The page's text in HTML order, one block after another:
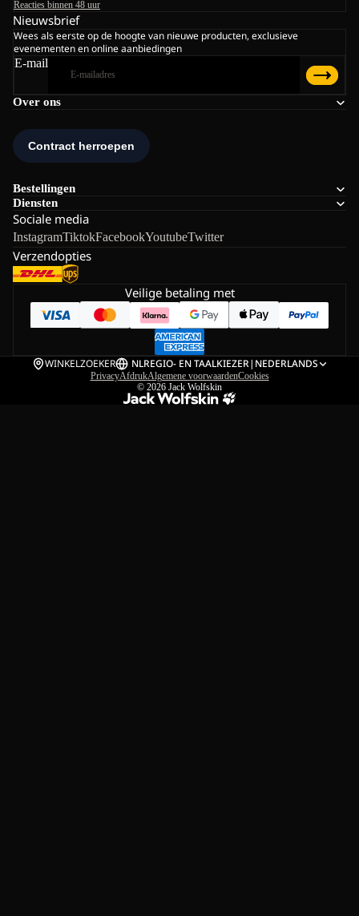
Over ons
Bestellingen
Diensten
Sociale media
InstagramTiktokFacebookYoutubeTwitter
Verzendopties
Reacties binnen 48 uur
Nieuwsbrief
Wees als eerste op de hoogte van nieuwe producten, exclusieve
evenementen en online aanbiedingen
E-mail
Veilige betaling met
WINKELZOEKER NLREGIO- EN TAALKIEZER| NEDERLANDS
PrivacyAfdrukAlgemene voorwaardenCookies
© 2026 Jack Wolfskin